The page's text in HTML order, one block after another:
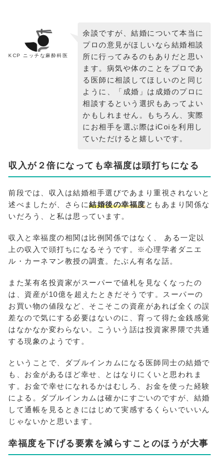
KCP ニッチな麻酔科医
余談ですが、結婚について本当に
プロの意見がほしいなら結婚相談
所に行ってみるのもありだと思い
ます。病気や体のことをプロであ
る医師に相談してほしいのと同じ
ように、「成婚」は成婚のプロに
相談するという選択もあってよい
かもしれません。もちろん、実際
にお相手を選ぶ際はiCoiを利用し
ていただけると嬉しいです。
収入が２倍になっても幸福度は頭打ちになる
前段では、収入は結婚相手選びであまり重視されないと
述べましたが、さらに結婚後の幸福度ともあまり関係な
いだろう、と私は思っています。
収入と幸福度の相関は比例関係ではなく、 ある一定以
上の収入で頭打ちになるそうです。※心理学者ダニエ
ル・カーネマン教授の調査。たぶん有名な話。
また某有名投資家がスーパーで値札を見なくなったの
は、資産が10億を超えたときだそうです。スーパーの
お買い物の値段など、そこそこの資産があれば全くの誤
差なので気にする必要はないのに、育って得た金銭感覚
はなかなか変わらない。こういう話は投資家界隈で共通
する現象のようです。
ということで、ダブルインカムになる医師同士の結婚で
も、お金があるほど幸せ、とはなりにくいと思われま
す。お金で幸せになれるかはむしろ、お金を使った経験
による。ダブルインカムは確かにすごいのですが、結婚
して通帳を見るときにはじめて実感するくらいでいいん
じゃないかと思います。
幸福度を下げる要素を減らすことのほうが大事